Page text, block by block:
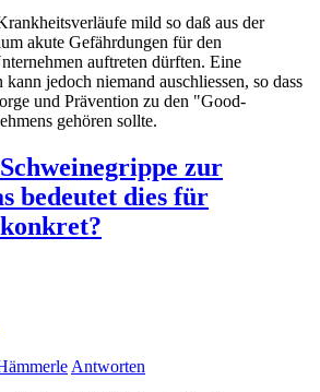
mild so daß aus der
akute Gefährdungen für den
auftreten dürften. Eine
jedoch niemand auschliessen, so dass
und Prävention zu den "Good-
gehören sollte.
zur
bedeutet dies für
Antworten